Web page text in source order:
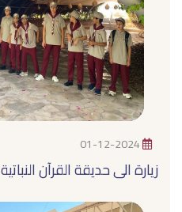
01-12-2024
زيارة الى حديقة القرآن النباتية